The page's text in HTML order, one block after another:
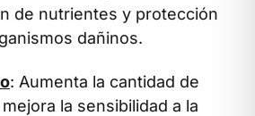
de nutrientes y protección
dañinos.
: Aumenta la cantidad de
la sensibilidad a la